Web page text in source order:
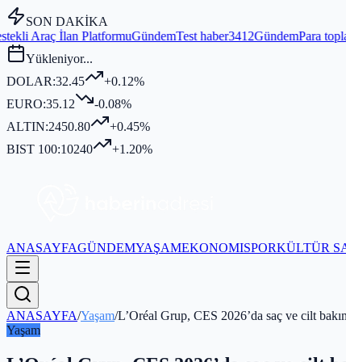
SON DAKİKA
GündemTest haber3412GündemPara toplayıp kurban
Yükleniyor...
DOLAR:32.45
+0.12%
EURO:35.12
-0.08%
ALTIN:2450.80
+0.45%
BIST 100:10240 +1.20%
ANASAYFAGÜNDEMYAŞAMEKONOMISPORKÜLTÜR
ANASAYFA/Yaşam/L’Oréal Grup, CES 2026’da saç ve cilt
Yaşam